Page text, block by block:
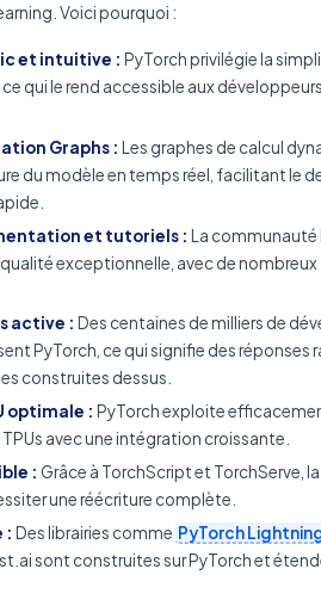
Voici pourquoi :
et intuitive : PyTorch privilégie la
qui le rend accessible aux
Graphs : Les graphes de calcul
du modèle en temps réel, facilitant le
et tutoriels : La communauté
exceptionnelle, avec de
active : Des centaines de milliers de
PyTorch, ce qui signifie des réponses
construites dessus.
optimale : PyTorch exploite
avec une intégration croissante.
: Grâce à TorchScript et TorchServe,
une réécriture complète.
: Des librairies comme PyTorch
sont construites sur PyTorch et